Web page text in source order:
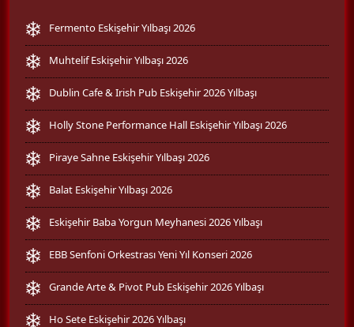
Fermento Eskişehir Yılbaşı 2026
Muhtelif Eskişehir Yılbaşı 2026
Dublin Cafe & Irish Pub Eskişehir 2026 Yılbaşı
Holly Stone Performance Hall Eskişehir Yılbaşı 2026
Piraye Sahne Eskişehir Yılbaşı 2026
Balat Eskişehir Yılbaşı 2026
Eskişehir Baba Yorgun Meyhanesi 2026 Yılbaşı
EBB Senfoni Orkestrası Yeni Yıl Konseri 2026
Grande Arte & Pivot Pub Eskişehir 2026 Yılbaşı
Ho Sete Eskişehir 2026 Yılbaşı